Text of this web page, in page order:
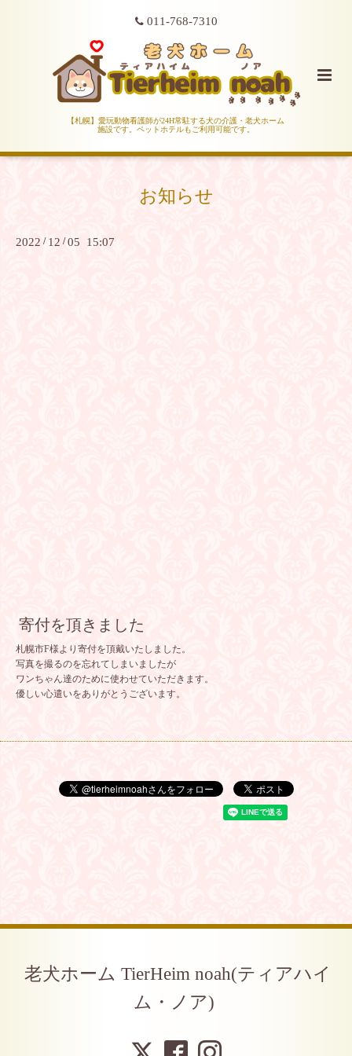
011-768-7310
【札幌】愛玩動物看護師が24H常駐する犬の介護・老犬ホーム
施設です。ペットホテルもご利用可能です。
お知らせ
2022 / 12 /05 15:07
寄付を頂きました
札幌市F様より寄付を頂戴いたしました。
写真を撮るのを忘れてしまいましたが
ワンちゃん達のために使わせていただきます。
優しい心遣いをありがとうございます。
老犬ホーム TierHeim noah(ティアハイ
ム・ノア)